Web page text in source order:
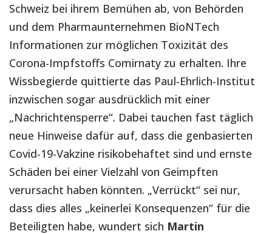
Schweiz bei ihrem Bemühen ab, von Behörden
und dem Pharmaunternehmen BioNTech
Informationen zur möglichen Toxizität des
Corona-Impfstoffs Comirnaty zu erhalten. Ihre
Wissbegierde quittierte das Paul-Ehrlich-Institut
inzwischen sogar ausdrücklich mit einer
„Nachrichtensperre“. Dabei tauchen fast täglich
neue Hinweise dafür auf, dass die genbasierten
Covid-19-Vakzine risikobehaftet sind und ernste
Schäden bei einer Vielzahl von Geimpften
verursacht haben könnten. „Verrückt“ sei nur,
dass dies alles „keinerlei Konsequenzen“ für die
Beteiligten habe, wundert sich Martin